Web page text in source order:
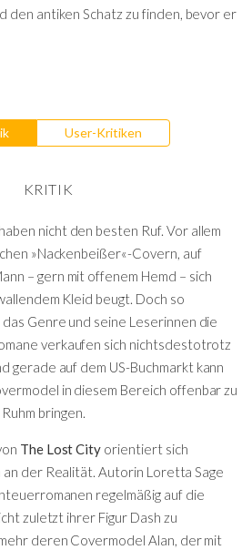
den antiken Schatz zu finden, bevor er
User-Kritiken
KRITIK
nicht den besten Ruf. Vor allem
»Nackenbeißer«-Covern, auf
– gern mit offenem Hemd – sich
Kleid beugt. Doch so
Genre und seine Leserinnen die
verkaufen sich nichtsdestotrotz
gerade auf dem US-Buchmarkt kann
in diesem Bereich offenbar zu
bringen.
The Lost City orientiert sich
der Realität. Autorin Loretta Sage
regelmäßig auf die
zuletzt ihrer Figur Dash zu
deren Covermodel Alan, der mit